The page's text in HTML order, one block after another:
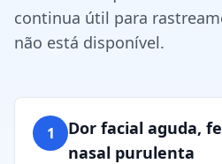
continua útil para
não está disponível.
1
Dor facial aguda,
nasal purulenta